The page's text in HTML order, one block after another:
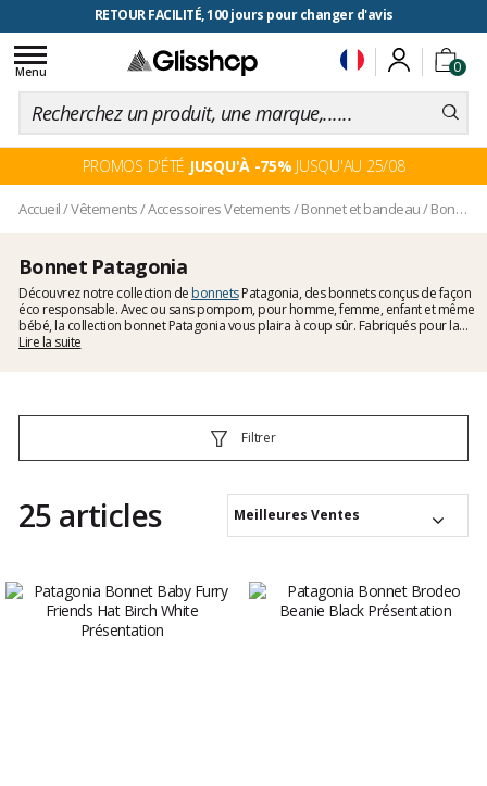
RETOUR FACILITÉ, 100 jours pour changer d'avis
0
Toggle
navigation
Menu
PROMOS D'ÉTÉ JUSQU'À -75% JUSQU'AU 25/08
Accueil/Vêtements/Accessoires Vetements/Bonnet et bandeau/Bonnet Patagonia
Bonnet Patagonia
Découvrez notre collection de bonnetsPatagonia, des bonnets conçus de façon
éco responsable. Avec ou sans pompom, pour homme, femme, enfant et même
bébé, la collection bonnet Patagonia vous plaira à coup sûr. Fabriqués pour la
plupart des modèles en grande partie en laine recyclée, ces bonnets vous
Lire la suite
Filtrer
25 articles Meilleures Ventes